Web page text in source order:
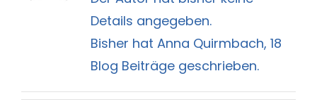
Details angegeben.
Bisher hat Anna Quirmbach, 18
Blog Beiträge geschrieben.